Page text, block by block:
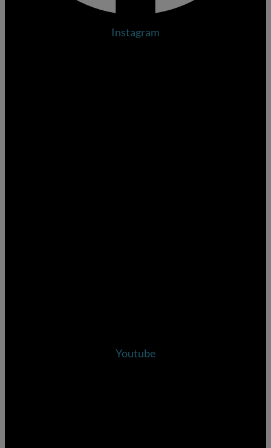
Instagram
Youtube